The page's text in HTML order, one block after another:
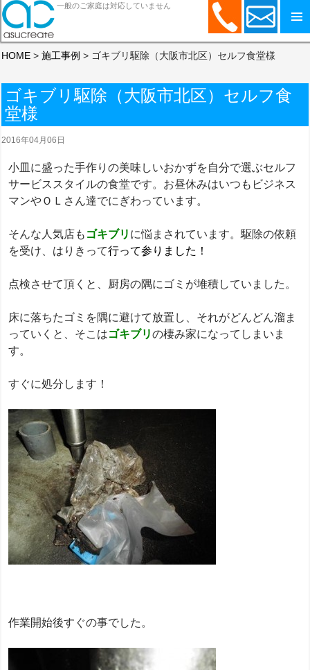
コンテンツへスキップ
一般のご家庭は対応していません
HOME >施工事例 > ゴキブリ駆除（大阪市北区）セルフ食堂様
ゴキブリ駆除（大阪市北区）セルフ食
堂様
2016年04月06日
小皿に盛った手作りの美味しいおかずを自分で選ぶセルフ
サービススタイルの食堂です。お昼休みはいつもビジネス
マンやＯＬさん達でにぎわっています。
そんな人気店も ゴキブリ に悩まされています。駆除の依頼
を受け、はりきって行って参りました ！
点検させて頂くと、厨房の隅にゴミが堆積していました。
床に落ちたゴミを隅に避けて放置し、それがどんどん溜ま
っていくと、そこはゴキブリの棲み家になってしまいま
す。
すぐに処分します！
作業開始後すぐの事でした。